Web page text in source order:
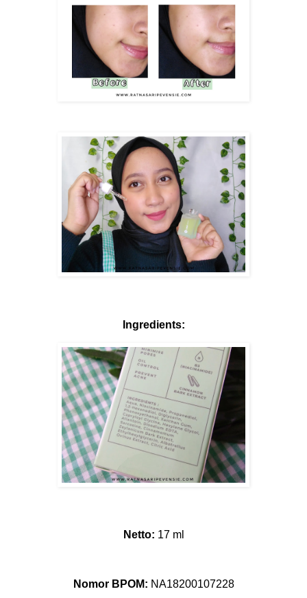
Ingredients:
Netto: 17 ml
Nomor BPOM: NA18200107228